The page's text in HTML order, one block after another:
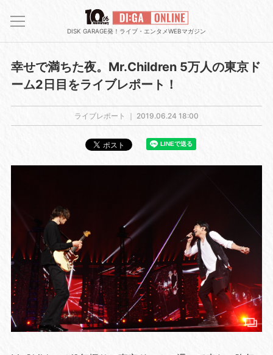
DISK GARAGE発！ライブ・エンタメWEBマガジン
幸せで満ちた夜。Mr.Children 5万人の東京ド
ーム2日目をライブレポート！
ライブレポート ｜ 2019.06.24 18:00